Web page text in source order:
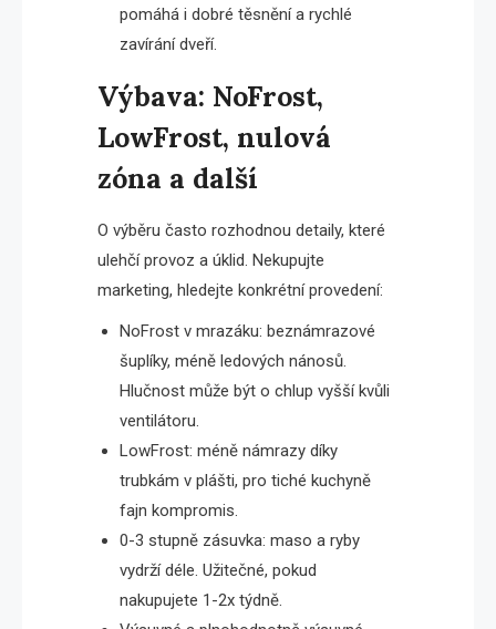
pomáhá i dobré těsnění a rychlé
zavírání dveří.
Výbava: NoFrost,
LowFrost, nulová
zóna a další
O výběru často rozhodnou detaily, které
ulehčí provoz a úklid. Nekupujte
marketing, hledejte konkrétní provedení:
NoFrost v mrazáku: beznámrazové
šuplíky, méně ledových nánosů.
Hlučnost může být o chlup vyšší kvůli
ventilátoru.
LowFrost: méně námrazy díky
trubkám v plášti, pro tiché kuchyně
fajn kompromis.
0-3 stupně zásuvka: maso a ryby
vydrží déle. Užitečné, pokud
nakupujete 1-2x týdně.